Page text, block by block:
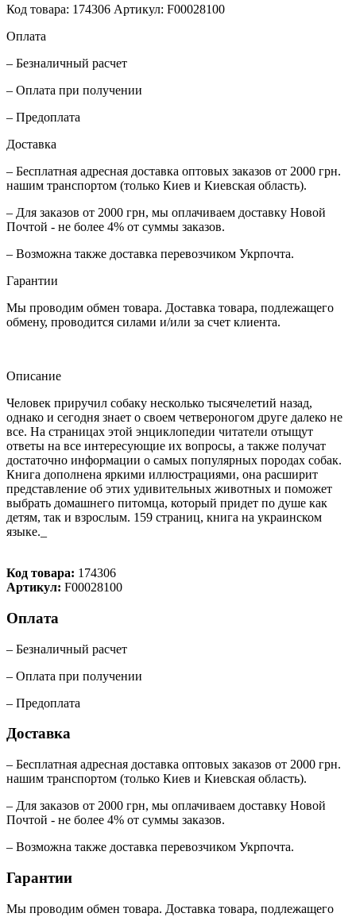
Код товара: 174306 Артикул: F00028100
Оплата
– Безналичный расчет
– Оплата при получении
– Предоплата
Доставка
– Бесплатная адресная доставка оптовых заказов от 2000 грн.
нашим транспортом (только Киев и Киевская область).
– Для заказов от 2000 грн, мы оплачиваем доставку Новой
Почтой - не более 4% от суммы заказов.
– Возможна также доставка перевозчиком Укрпочта.
Гарантии
Мы проводим обмен товара. Доставка товара, подлежащего
обмену, проводится силами и/или за счет клиента.
Описание
Человек приручил собаку несколько тысячелетий назад,
однако и сегодня знает о своем четвероногом друге далеко не
все. На страницах этой энциклопедии читатели отыщут
ответы на все интересующие их вопросы, а также получат
достаточно информации о самых популярных породах собак.
Книга дополнена яркими иллюстрациями, она расширит
представление об этих удивительных животных и поможет
выбрать домашнего питомца, который придет по душе как
детям, так и взрослым. 159 страниц, книга на украинском
языке._
Код товара: 174306
Артикул: F00028100
Оплата
– Безналичный расчет
– Оплата при получении
– Предоплата
Доставка
– Бесплатная адресная доставка оптовых заказов от 2000 грн.
нашим транспортом (только Киев и Киевская область).
– Для заказов от 2000 грн, мы оплачиваем доставку Новой
Почтой - не более 4% от суммы заказов.
– Возможна также доставка перевозчиком Укрпочта.
Гарантии
Мы проводим обмен товара. Доставка товара, подлежащего